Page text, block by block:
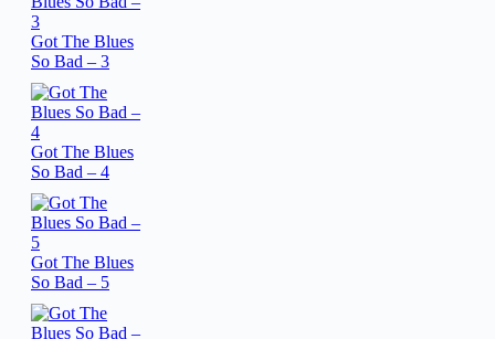
Got The Blues
So Bad – 3
Got The Blues
So Bad – 4
Got The Blues
So Bad – 5